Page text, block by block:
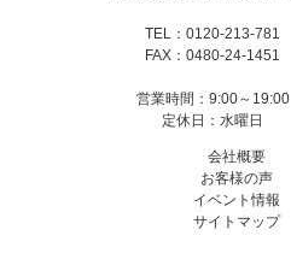
TEL：0120-213-781
FAX：0480-24-1451
営業時間：9:00～19:00
定休日：水曜日
会社概要
お客様の声
イベント情報
サイトマップ